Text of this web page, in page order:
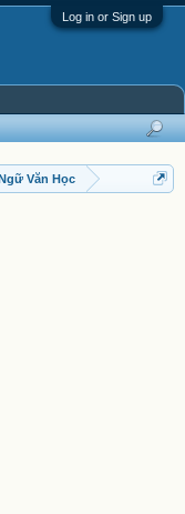
Log in or Sign up
Văn Học